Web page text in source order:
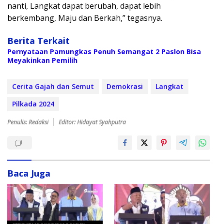
nanti, Langkat dapat berubah, dapat lebih
berkembang, Maju dan Berkah,” tegasnya.
Berita Terkait
Pernyataan Pamungkas Penuh Semangat 2 Paslon Bisa
Meyakinkan Pemilih
Cerita Gajah dan Semut Demokrasi
Langkat
Pilkada 2024
Penulis: Redaksi Editor: Hidayat Syahputra
Baca Juga